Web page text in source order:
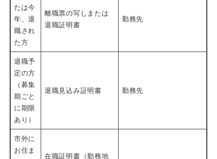
たは今
年、退
職され
た方
離職票の写しまたは
退職証明書
勤務先
退職予
定の方
（募集
期ごと
に期限
あり）
退職見込み証明書 勤務先
市外に
お住ま
在職証明書（勤務地